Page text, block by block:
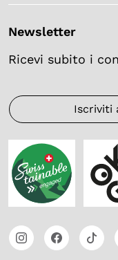
Newsletter
Ricevi subito i
Iscriviti